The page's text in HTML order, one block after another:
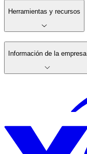
Herramientas y recursos
Información de la empresa